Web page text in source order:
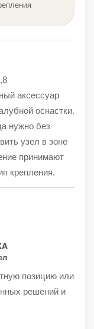
аксессуар
оснастки.
нужно без
узел в зоне
принимают
крепления.
позицию или
решений и